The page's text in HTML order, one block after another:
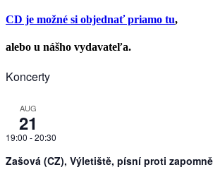
CD je možné si objednať priamo tu,
alebo u nášho vydavateľa.
Koncerty
AUG
21
19:00 -20:30
Zašová (CZ), Výletiště, písní proti